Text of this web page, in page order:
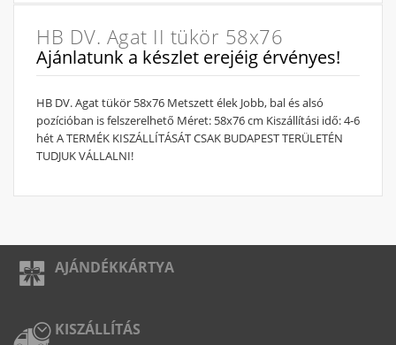
HB DV. Agat II tükör 58x76
Ajánlatunk a készlet erejéig érvényes!
HB DV. Agat tükör 58x76 Metszett élek Jobb, bal és alsó
pozícióban is felszerelhető Méret: 58x76 cm Kiszállítási idő: 4-6
hét A TERMÉK KISZÁLLÍTÁSÁT CSAK BUDAPEST TERÜLETÉN
TUDJUK VÁLLALNI!
AJÁNDÉKKÁRTYA
KISZÁLLÍTÁS